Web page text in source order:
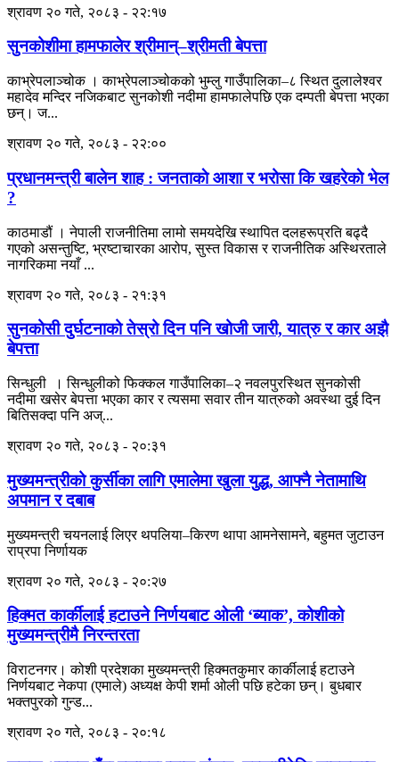
श्रावण २० गते, २०८३ - २२:१७
सुनकोशीमा हामफालेर श्रीमान्–श्रीमती बेपत्ता
काभ्रेपलाञ्चोक । काभ्रेपलाञ्चोकको भुम्लु गाउँपालिका–८ स्थित दुलालेश्वर
महादेव मन्दिर नजिकबाट सुनकोशी नदीमा हामफालेपछि एक दम्पती बेपत्ता भएका
छन्। ज...
श्रावण २० गते, २०८३ - २२:००
प्रधानमन्त्री बालेन शाह : जनताकाे आशा र भरोसा कि खहरेकाे भेल
?
काठमाडौं । नेपाली राजनीतिमा लामो समयदेखि स्थापित दलहरूप्रति बढ्दै
गएको असन्तुष्टि, भ्रष्टाचारका आरोप, सुस्त विकास र राजनीतिक अस्थिरताले
नागरिकमा नयाँ ...
श्रावण २० गते, २०८३ - २१:३१
सुनकोसी दुर्घटनाको तेस्रो दिन पनि खोजी जारी, यात्रु र कार अझै
बेपत्ता
सिन्धुली । सिन्धुलीको फिक्कल गाउँपालिका–२ नवलपुरस्थित सुनकोसी
नदीमा खसेर बेपत्ता भएका कार र त्यसमा सवार तीन यात्रुको अवस्था दुई दिन
बितिसक्दा पनि अज्...
श्रावण २० गते, २०८३ - २०:३१
मुख्यमन्त्रीको कुर्सीका लागि एमालेमा खुला युद्ध, आफ्नै नेतामाथि
अपमान र दबाब
मुख्यमन्त्री चयनलाई लिएर थपलिया–किरण थापा आमनेसामने, बहुमत जुटाउन
राप्रपा निर्णायक
श्रावण २० गते, २०८३ - २०:२७
हिक्मत कार्कीलाई हटाउने निर्णयबाट ओली ‘ब्याक’, कोशीको
मुख्यमन्त्रीमै निरन्तरता
विराटनगर। कोशी प्रदेशका मुख्यमन्त्री हिक्मतकुमार कार्कीलाई हटाउने
निर्णयबाट नेकपा (एमाले) अध्यक्ष केपी शर्मा ओली पछि हटेका छन्। बुधबार
भक्तपुरको गुन्ड...
श्रावण २० गते, २०८३ - २०:१८